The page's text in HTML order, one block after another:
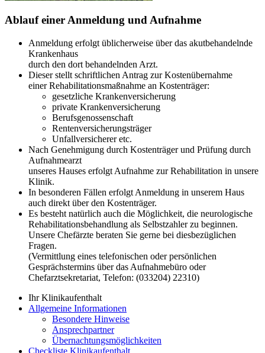
Ablauf einer Anmeldung und Aufnahme
Anmeldung erfolgt üblicherweise über das akutbehandelnde
Krankenhaus
durch den dort behandelnden Arzt.
Dieser stellt schriftlichen Antrag zur Kostenübernahme
einer Rehabilitationsmaßnahme an Kostenträger:
gesetzliche Krankenversicherung
private Krankenversicherung
Berufsgenossenschaft
Rentenversicherungsträger
Unfallversicherer etc.
Nach Genehmigung durch Kostenträger und Prüfung durch
Aufnahmearzt
unseres Hauses erfolgt Aufnahme zur Rehabilitation in unsere
Klinik.
In besonderen Fällen erfolgt Anmeldung in unserem Haus
auch direkt über den Kostenträger.
Es besteht natürlich auch die Möglichkeit, die neurologische
Rehabilitationsbehandlung als Selbstzahler zu beginnen.
Unsere Chefärzte beraten Sie gerne bei diesbezüglichen
Fragen.
(Vermittlung eines telefonischen oder persönlichen
Gesprächstermins über das Aufnahmebüro oder
Chefarztsekretariat, Telefon: (033204) 22310)
Ihr Klinikaufenthalt
Allgemeine Informationen
Besondere Hinweise
Ansprechpartner
Übernachtungsmöglichkeiten
Checkliste Klinikaufenthalt